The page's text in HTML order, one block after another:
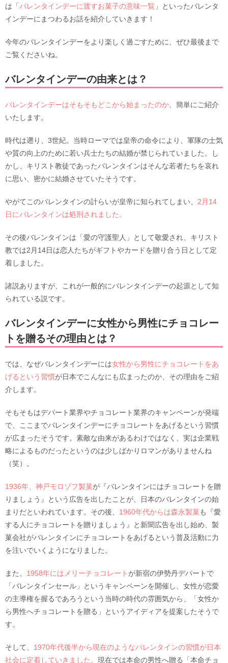
は「 バレンタインデーに渡すお菓子の意味一覧 」といったバレンタ
インデーにまつわるお話を紹介していきます！
今年のバレンタインデーをより楽しく過ごすために、ぜひ最後まで
ご覧くださいね。
バレンタインデーの由来とは？
バレンタインデーはそもそもどこから始まったのか 、簡単にご紹介
いたします。
時代は遡り、3世紀。当時ローマでは皇帝の命令により、軍隊の士気
や質の向上のために若い兵士たちの結婚が禁じられていました。し
かし、キリスト教徒であったバレンタインはそんな若者たちを哀れ
に思い、密かに結婚させていたそうです。
やがてこのバレンタインの計らいが皇帝に知られてしまい、 2月14
日にバレンタインは処刑されました。
その後バレンタインは「愛の守護聖人」として敬愛され、キリスト
教では2月14日は恋人たちがギフトやカードを贈り合う日として定
着しました。
諸説ありますが、これが一般的にバレンタインデーの起源として知
られている説です。
バレンタインデーに女性から男性にチョコレー
トを贈るその理由とは？
では、なぜバレンタインデーには女性から男性にチョコレートをあ
げるという習慣が日本でこんなにも広まったのか、その理由をご紹
介します。
そもそもはデパート業界やチョコレート業界のキャンペーンが発端
で、ここまでバレンタインデーにチョコレートをあげるという習慣
が広まったそうです。素敵な由来があるわけではなく、実は企業戦
略によるものだったというのは少しばかりロマンがありませんね
（笑）。
1936年、神戸モロゾフ製菓が『バレンタインにはチョコレートを贈
りましょう』という広告を出したことが、日本のバレンタインの始
まりだといわれています。その後、 1960年代からは森永製菓も『愛
する人にチョコレートを贈りましょう』と新聞広告を出し始め、製
菓会社がバレンタインにチョコレートをあげるという普及活動に力
を注いでいくようになりました。
また、 1958年にはメリーチョコレート が新宿の伊勢丹デパートで
「バレンタインセール」というキャンペーンを開催し、女性が恋愛
の主導権を握るであろうという当時の時代の雰囲気から、「女性か
ら男性へチョコレートを贈る」というアイディアを提案したそうで
す。
そして、 1970年代後半から現在のようなバレンタインの習慣が日本
社会に定着していきました。 現在では本命の男性へ贈る「本命チョ